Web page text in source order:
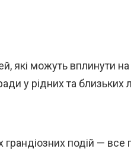
які можуть вплинути
у рідних та близьких
грандіозних подій —